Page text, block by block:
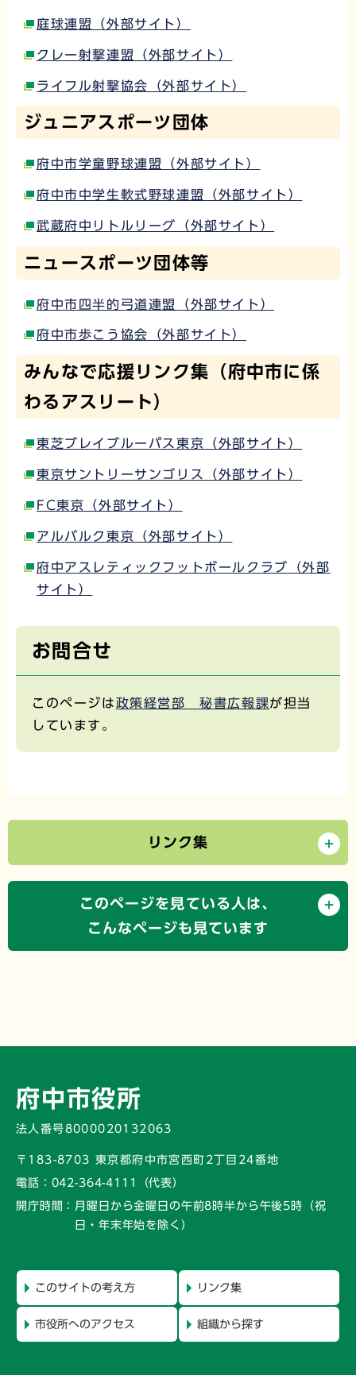
庭球連盟（外部サイト）
クレー射撃連盟（外部サイト）
ライフル射撃協会（外部サイト）
ジュニアスポーツ団体
府中市学童野球連盟（外部サイト）
府中市中学生軟式野球連盟（外部サイト）
武蔵府中リトルリーグ（外部サイト）
ニュースポーツ団体等
府中市四半的弓道連盟（外部サイト）
府中市歩こう協会（外部サイト）
みんなで応援リンク集（府中市に係
わるアスリート）
東芝ブレイブルーパス東京（外部サイト）
東京サントリーサンゴリス（外部サイト）
FC東京（外部サイト）
アルバルク東京（外部サイト）
府中アスレティックフットボールクラブ（外部
サイト）
お問合せ
このページは政策経営部 秘書広報課が担当
しています。
リンク集
このページを見ている人は、
こんなページも見ています
府中市役所
法人番号8000020132063
〒183-8703 東京都府中市宮西町2丁目24番地
電話： 042-364-4111（代表）
開庁時間： 月曜日から金曜日の午前8時半から午後5時 （祝
日・年末年始を除く）
このサイトの考え方 リンク集
市役所へのアクセス 組織から探す